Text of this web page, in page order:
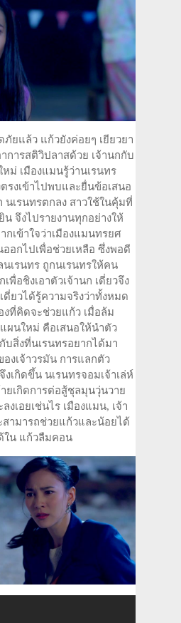
ยแล้ว แก้วยังค่อยๆ เยียวยา
ารสติวิปลาสด้วย เจ้านกกับ
หม่ เมืองแมนรู้ว่านเรนทร
รงเข้าไปพบและยื่นข้อเสนอ
นเรนทรตกลง สาวใช้ในคุ้มที่
น จึงไปรายงานทุกอย่างให้
กเข้าใจว่าเมืองแมนทรยศ
ออกไปเพื่อช่วยเหลือ ซึ่งพอดี
เรนทร ถูกนเรนทรให้คน
พื่อชิงเอาตัวเจ้านก เดี่ยวจึง
ดี่ยวได้รู้ความจริงว่าทั้งหมด
งที่คิดจะช่วยแก้ว เมื่อล้ม
ผนใหม่ คือเสนอให้นำตัว
สิ่งที่นเรนทรอยากได้มา
งเจ้าวรมัน การแลกตัว
เกิดขึ้น นเรนทรจอมเจ้าเล่ห์
ยเกิดการต่อสู้ชุลมุนวุ่นวาย
งเอยเช่นไร เมืองแมน, เจ้า
ามารถช่วยแก้วและน้อยได้
ใน แก้วลืมคอน